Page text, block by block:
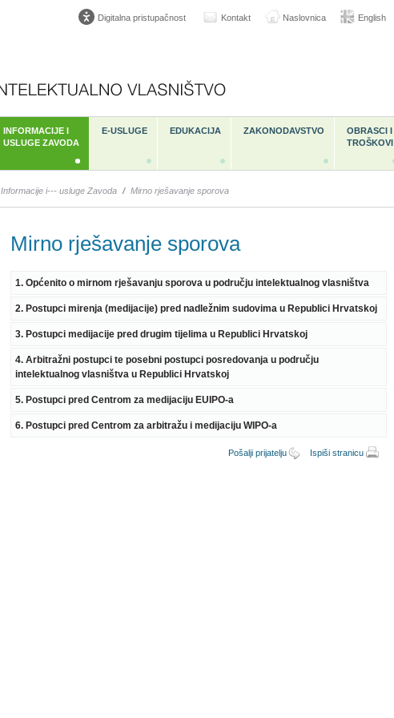
Kontakt Naslovnica English
Digitalna pristupačnost
INFORMACIJE I
USLUGE ZAVODA
E-USLUGE EDUKACIJA ZAKONODAVSTVO
OBRASCI I
TROŠKOVI
Informacije i--- usluge Zavoda / Mirno rješavanje sporova
Mirno rješavanje sporova
1. Općenito o mirnom rješavanju sporova u području intelektualnog vlasništva
2. Postupci mirenja (medijacije) pred nadležnim sudovima u Republici Hrvatskoj
3. Postupci medijacije pred drugim tijelima u Republici Hrvatskoj
4. Arbitražni postupci te posebni postupci posredovanja u području
intelektualnog vlasništva u Republici Hrvatskoj
5. Postupci pred Centrom za medijaciju EUIPO-a
6. Postupci pred Centrom za arbitražu i medijaciju WIPO-a
Ispiši stranicu
Pošalji prijatelju